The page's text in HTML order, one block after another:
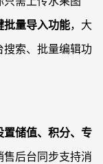
批量导入功能，大
索、批量编辑功
置储值、积分、专
后台同步支持消